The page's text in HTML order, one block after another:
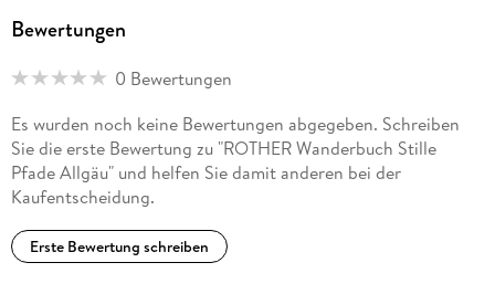
Bewertungen
0 Bewertungen
Es wurden noch keine Bewertungen abgegeben. Schreiben
Sie die erste Bewertung zu "ROTHER Wanderbuch Stille
Pfade Allgäu" und helfen Sie damit anderen bei der
Kaufentscheidung.
Erste Bewertung schreiben